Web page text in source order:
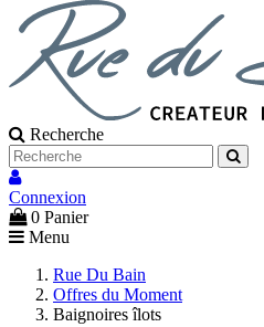
Recherche
Connexion
0 Panier
Menu
Rue Du Bain
Offres du Moment
Baignoires îlots